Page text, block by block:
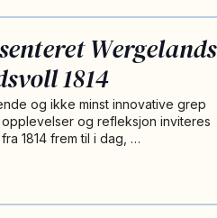
Wergelands
1814
og ikke minst innovative grep
og refleksjon inviteres
1814 frem til i dag, …